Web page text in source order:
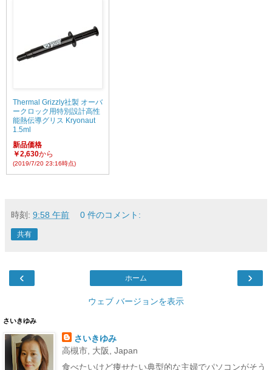
Thermal Grizzly社製 オーバ
ークロック用特別設計高性
能熱伝導グリス Kryonaut
1.5ml
新品価格
￥2,630から
(2019/7/20 23:16時点)
時刻: 9:58 午前 0 件のコメント:
共有
‹ ›
ホーム
ウェブ バージョンを表示
さいきゆみ
さいきゆみ
高槻市, 大阪, Japan
食べたいけど痩せたい典型的な主婦でパソコンがそう